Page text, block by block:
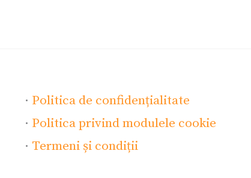
· Politica de confidențialitate
· Politica privind modulele cookie
· Termeni și condiții